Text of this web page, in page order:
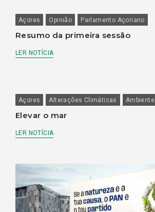
Açores Opinião Parlamento Açoriano
Resumo da primeira sessão
LER NOTÍCIA
Açores Alterações Climáticas Ambiente
Elevar o mar
LER NOTÍCIA